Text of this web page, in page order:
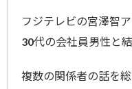
フジテレビの宮澤智
30代の会社員男性と
複数の関係者の話を